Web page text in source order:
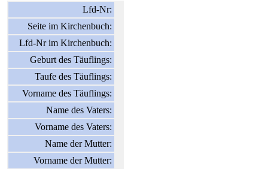
Lfd-Nr:
Seite im Kirchenbuch:
Lfd-Nr im Kirchenbuch:
Geburt des Täuflings:
Taufe des Täuflings:
Vorname des Täuflings:
Name des Vaters:
Vorname des Vaters:
Name der Mutter:
Vorname der Mutter: